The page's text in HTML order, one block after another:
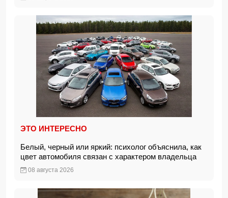
ЭТО ИНТЕРЕСНО
Белый, черный или яркий: психолог объяснила, как
цвет автомобиля связан с характером владельца
08 августа 2026